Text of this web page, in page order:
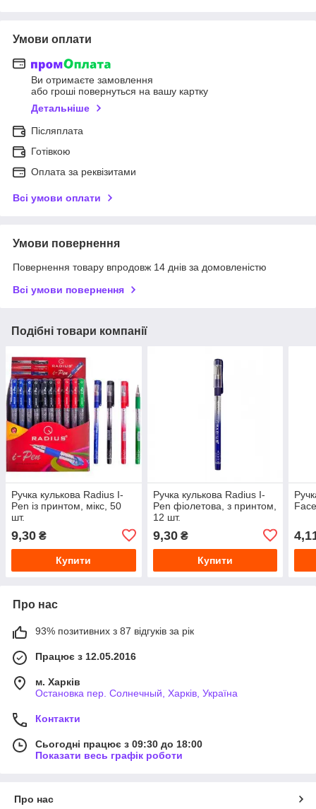
Умови оплати
Ви отримаєте замовлення
або гроші повернуться на вашу картку
Детальніше
Післяплата
Готівкою
Оплата за реквізитами
Всі умови оплати
Умови повернення
Повернення товару впродовж 14 днів за домовленістю
Всі умови повернення
Подібні товари компанії
Ручка кулькова Radius I-
Pen із принтом, мікс, 50
шт.
9,30 ₴
Купити
Ручка кулькова Radius I-
Pen фіолетова, з принтом,
12 шт.
9,30₴
Купити
Про нас
93% позитивних з 87 відгуків за рік
Працює з 12.05.2016
м. Харків
Остановка пер. Солнечный, Харків, Україна
Контакти
Сьогодні працює з 09:30 до 18:00
Показати весь графік роботи
Про нас